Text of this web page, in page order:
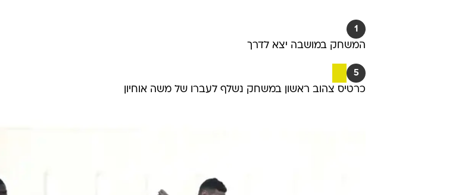
1
המשחק במושבה יצא לדרך
5
כרטיס צהוב ראשון במשחק נשלף לעברו של משה אוחיון